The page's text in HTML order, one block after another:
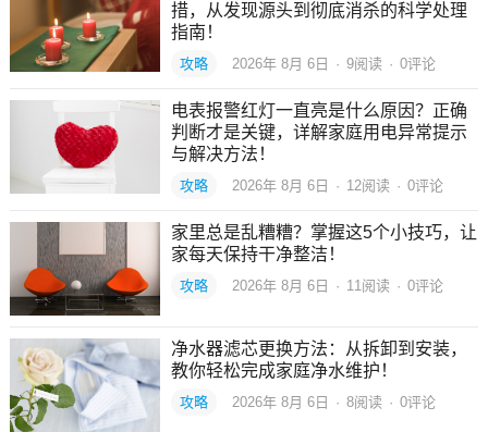
措，从发现源头到彻底消杀的科学处理
指南！
攻略 2026年 8月 6日 · 9阅读 · 0评论
电表报警红灯一直亮是什么原因？正确
判断才是关键，详解家庭用电异常提示
与解决方法！
攻略 2026年 8月 6日 · 12阅读 · 0评论
家里总是乱糟糟？掌握这5个小技巧，让
家每天保持干净整洁！
攻略 2026年 8月 6日 · 11阅读 · 0评论
净水器滤芯更换方法：从拆卸到安装，
教你轻松完成家庭净水维护！
攻略 2026年 8月 6日 · 8阅读 · 0评论